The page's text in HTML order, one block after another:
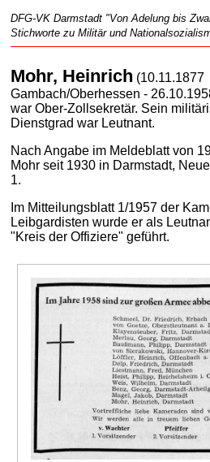
DFG-VK Darmstadt "Von Adelung bis
Stichworte zu Militär und
Mohr, Heinrich (10.11.1877
Gambach/Oberhessen -
war Ober-Zollsekretär. Sein
Dienstgrad war Leutnant.
Nach Angabe im Meldeblatt von
Mohr seit 1930 in Darmstadt,
1.
Im Mitteilungsblatt 1/1957 der
Leibgardisten wurde er als
"Kreis der Offiziere" geführt.